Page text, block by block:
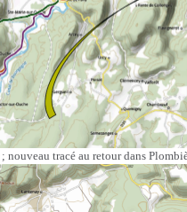
; nouveau tracé au retour dans